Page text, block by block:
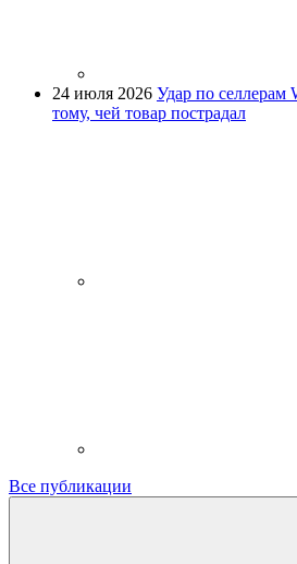
24 июля 2026 Удар по селлерам
тому, чей товар пострадал
Все публикации